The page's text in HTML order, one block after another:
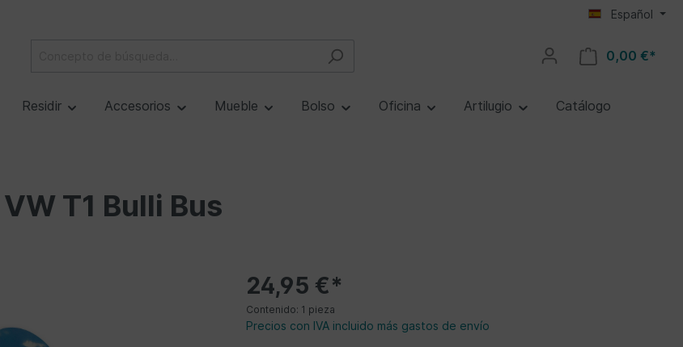
Español
0,00 €*
Residir Accesorios Mueble Bolso Oficina Artilugio Catálogo
T1 Bulli Bus
24,95 €*
Contenido: 1 pieza
Precios con IVA incluido más gastos de envío